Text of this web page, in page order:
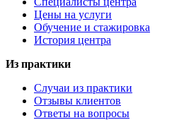
Цены на услуги
Обучение и стажировка
История центра
Из практики
Случаи из практики
Отзывы клиентов
Ответы на вопросы